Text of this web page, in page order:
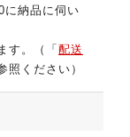
納品に伺い
す。（「 配送
照ください）